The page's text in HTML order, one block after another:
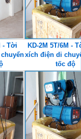
- Tời
KD-2M 5T/6M -
xích điện di
tốc độ